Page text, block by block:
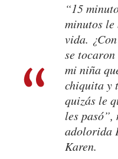
“15
minutos
vida.
se
mi niña
chiquita y
quizás le
les
adolorida
Karen.